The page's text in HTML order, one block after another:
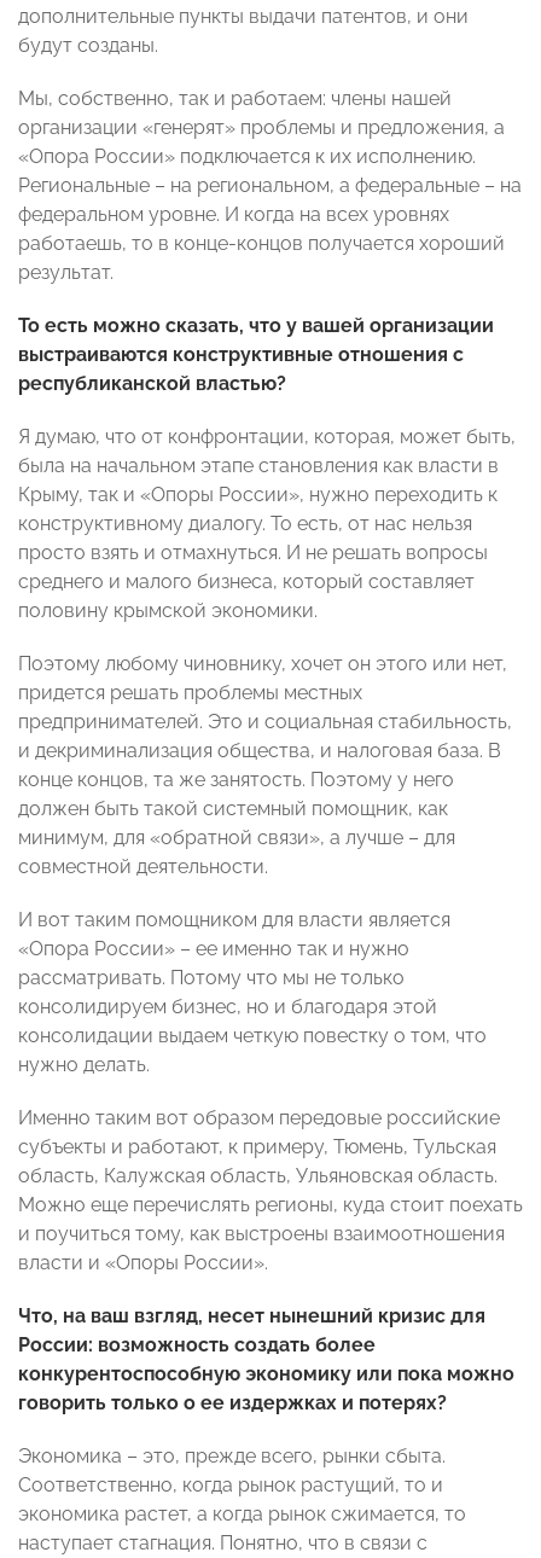
дополнительные пункты выдачи патентов, и они
будут созданы.
Мы, собственно, так и работаем: члены нашей
организации «генерят» проблемы и предложения, а
«Опора России» подключается к их исполнению.
Региональные – на региональном, а федеральные – на
федеральном уровне. И когда на всех уровнях
работаешь, то в конце-концов получается хороший
результат.
То есть можно сказать, что у вашей организации
выстраиваются конструктивные отношения с
республиканской властью?
Я думаю, что от конфронтации, которая, может быть,
была на начальном этапе становления как власти в
Крыму, так и «Опоры России», нужно переходить к
конструктивному диалогу. То есть, от нас нельзя
просто взять и отмахнуться. И не решать вопросы
среднего и малого бизнеса, который составляет
половину крымской экономики.
Поэтому любому чиновнику, хочет он этого или нет,
придется решать проблемы местных
предпринимателей. Это и социальная стабильность,
и декриминализация общества, и налоговая база. В
конце концов, та же занятость. Поэтому у него
должен быть такой системный помощник, как
минимум, для «обратной связи», а лучше – для
совместной деятельности.
И вот таким помощником для власти является
«Опора России» – ее именно так и нужно
рассматривать. Потому что мы не только
консолидируем бизнес, но и благодаря этой
консолидации выдаем четкую повестку о том, что
нужно делать.
Именно таким вот образом передовые российские
субъекты и работают, к примеру, Тюмень, Тульская
область, Калужская область, Ульяновская область.
Можно еще перечислять регионы, куда стоит поехать
и поучиться тому, как выстроены взаимоотношения
власти и «Опоры России».
Что, на ваш взгляд, несет нынешний кризис для
России: возможность создать более
конкурентоспособную экономику или пока можно
говорить только о ее издержках и потерях?
Экономика – это, прежде всего, рынки сбыта.
Соответственно, когда рынок растущий, то и
экономика растет, а когда рынок сжимается, то
наступает стагнация. Понятно, что в связи с